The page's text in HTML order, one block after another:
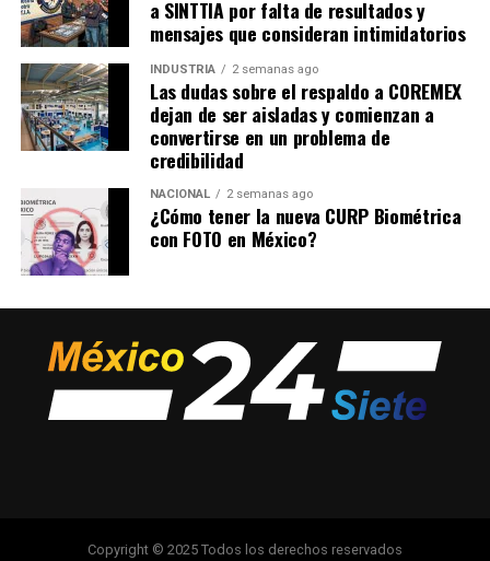
a SINTTIA por falta de resultados y
mensajes que consideran intimidatorios
INDUSTRIA 2 semanas ago
Las dudas sobre el respaldo a COREMEX
dejan de ser aisladas y comienzan a
convertirse en un problema de
credibilidad
NACIONAL 2 semanas ago
¿Cómo tener la nueva CURP Biométrica
con FOTO en México?
Copyright © 2025 Todos los derechos reservados